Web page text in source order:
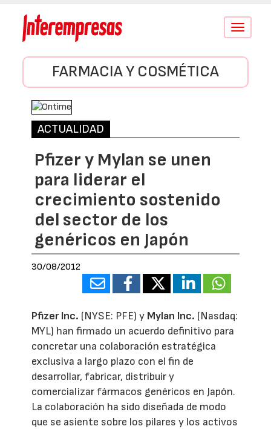
Conmutar
FARMACIA Y COSMÉTICA
ACTUALIDAD
Pfizer y Mylan se unen
para liderar el
crecimiento sostenido
del sector de los
genéricos en Japón
30/08/2012
Pfizer Inc. (NYSE: PFE) y Mylan Inc. (Nasdaq:
MYL) han firmado un acuerdo definitivo para
concretar una colaboración estratégica
exclusiva a largo plazo con el fin de
desarrollar, fabricar, distribuir y
comercializar fármacos genéricos en Japón.
La colaboración ha sido diseñada de modo
que se asiente sobre los pilares y los activos